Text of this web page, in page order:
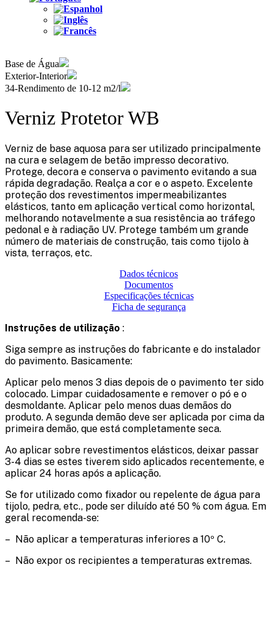
Base de Água
Exterior-Interior
34-Rendimento de 10-12 m2/l
Verniz Protetor WB
Verniz de base aquosa para ser utilizado principalmente
na cura e selagem de betão impresso decorativo.
Protege, decora e conserva o pavimento evitando a sua
rápida degradação. Realça a cor e o aspeto. Excelente
proteção dos revestimentos impermeabilizantes
elásticos, tanto em aplicação vertical como horizontal,
melhorando notavelmente a sua resistência ao tráfego
pedonal e à radiação UV. Protege também um grande
número de materiais de construção, tais como tijolo à
vista, terraços, etc.
Dados técnicos
Documentos
Especificações técnicas
Ficha de segurança
Instruções de utilização :
Siga sempre as instruções do fabricante e do instalador
do pavimento. Basicamente:
Aplicar pelo menos 3 dias depois de o pavimento ter sido
colocado. Limpar cuidadosamente e remover o pó e o
desmoldante. Aplicar pelo menos duas demãos do
produto. A segunda demão deve ser aplicada por cima da
primeira demão, que está completamente seca.
Ao aplicar sobre revestimentos elásticos, deixar passar
3-4 dias se estes tiverem sido aplicados recentemente, e
aplicar 24 horas após a aplicação.
Se for utilizado como fixador ou repelente de água para
tijolo, pedra, etc., pode ser diluído até 50 % com água. Em
geral recomenda-se:
– Não aplicar a temperaturas inferiores a 10º C.
– Não expor os recipientes a temperaturas extremas.